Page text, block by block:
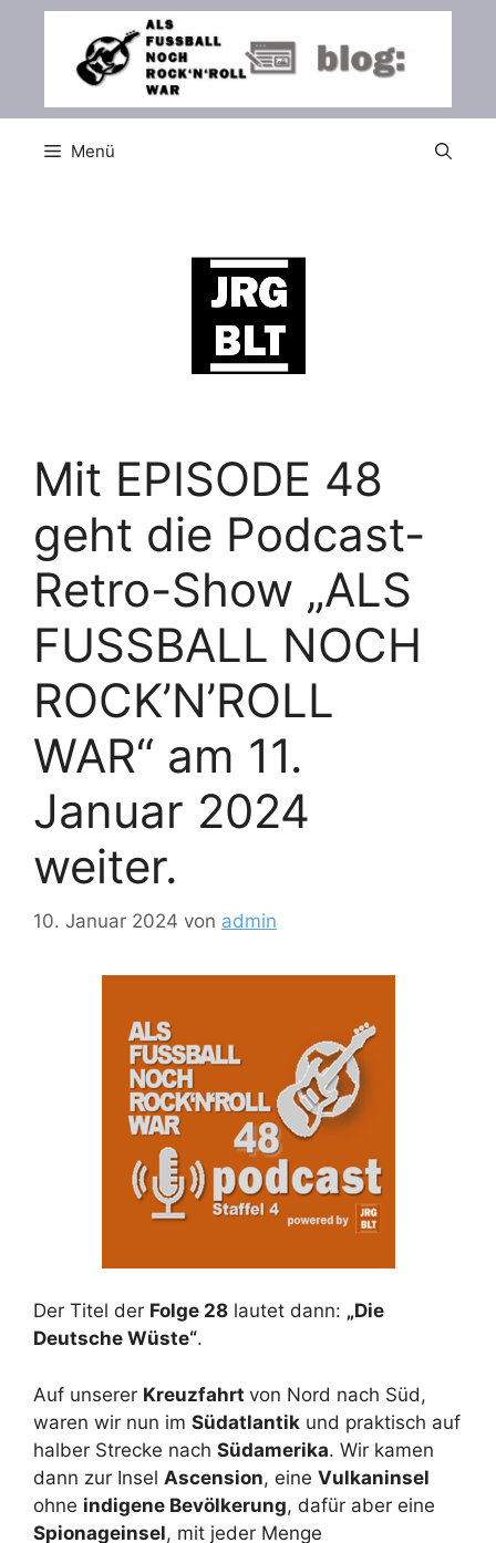
Menü
Mit EPISODE 48
geht die Podcast-
Retro-Show „ALS
FUSSBALL NOCH
ROCK’N’ROLL
WAR“ am 11.
Januar 2024
weiter.
10. Januar 2024 von admin
Der Titel der Folge 28 lautet dann: „Die
Deutsche Wüste“.
Auf unserer Kreuzfahrt von Nord nach Süd,
waren wir nun im Südatlantik und praktisch auf
halber Strecke nach Südamerika. Wir kamen
dann zur Insel Ascension, eine Vulkaninsel
ohne indigene Bevölkerung, dafür aber eine
Spionageinsel, mit jeder Menge